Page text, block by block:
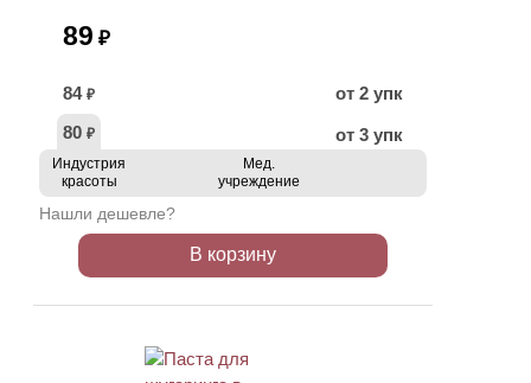
89 ₽
84 ₽
от 2 упк
80 ₽ от 3 упк
Индустрия
красоты
Мед.
учреждение
Нашли дешевле?
В корзину